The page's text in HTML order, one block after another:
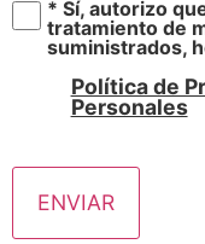
* Sí, autorizo
tratamiento de
suministrados,
Política de
Personales